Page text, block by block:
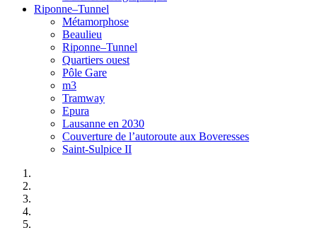
Riponne–Tunnel
Métamorphose
Beaulieu
Riponne–Tunnel
Quartiers ouest
Pôle Gare
m3
Tramway
Epura
Lausanne en 2030
Couverture de l’autoroute aux Boveresses
Saint-Sulpice II